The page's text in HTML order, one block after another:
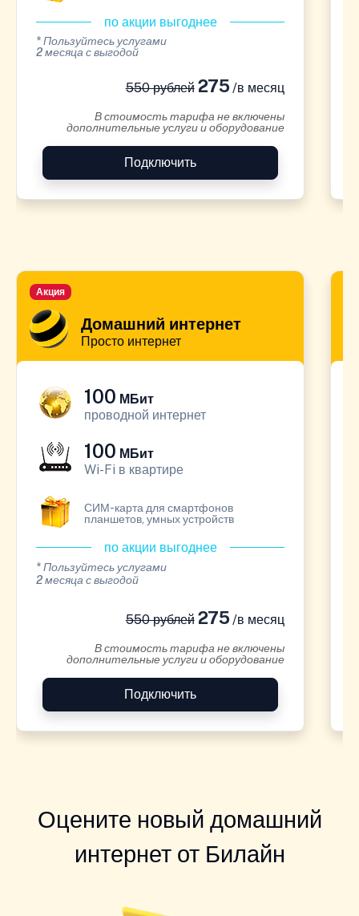
по акции выгоднее
* Пользуйтесь услугами
2 месяца с выгодой
550 рублей275 /в месяц
В стоимость тарифа не включены
дополнительные услуги и оборудование
Подключить
Домашний интернет
Просто интернет
Акция
100 МБит
проводной интернет
100 МБит
Wi-Fi в квартире
СИМ-карта для смартфонов
планшетов, умных устройств
по акции выгоднее
* Пользуйтесь услугами
2 месяца с выгодой
550 рублей275 /в месяц
В стоимость тарифа не включены
дополнительные услуги и оборудование
Подключить
Оцените новый домашний
интернет от Билайн